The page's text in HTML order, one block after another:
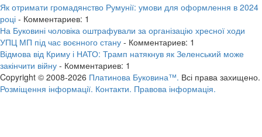
Як отримати громадянство Румунії: умови для оформлення в 2024
році - Комментариев: 1
На Буковині чоловіка оштрафували за організацію хресної ходи
УПЦ МП під час воєнного стану - Комментариев: 1
Відмова від Криму і НАТО: Трамп натякнув як Зеленський може
закінчити війну - Комментариев: 1
Copyright © 2008-2026 Платинова Буковина™. Всі права захищено.
Розміщення інформації. Контакти. Правова інформація.